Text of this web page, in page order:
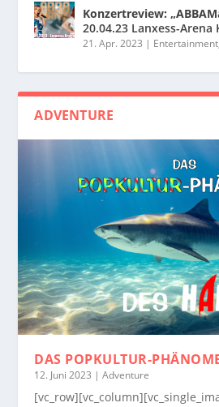
Konzertreview:
20.04.23 Lanxess-Arena
21. Apr. 2023 |
ADVENTURE
DAS POPKULTUR-
12. Juni 2023 |Adventure